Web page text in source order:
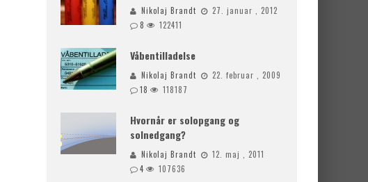
Nikolaj Brandt
27. januar , 2012
8
122411
Våbentilladelse
Nikolaj Brandt
22. februar , 2009
18
118187
Hvornår er solopgang og
solnedgang?
Nikolaj Brandt
12. maj , 2011
4
107636